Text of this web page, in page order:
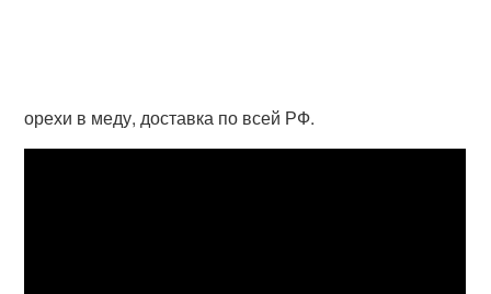
орехи в меду, доставка по всей РФ.